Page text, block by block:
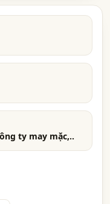
ty may mặc,..